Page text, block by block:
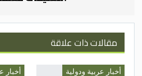
مقالات ذات علاقة
أخبار عربية ودولية أخبار